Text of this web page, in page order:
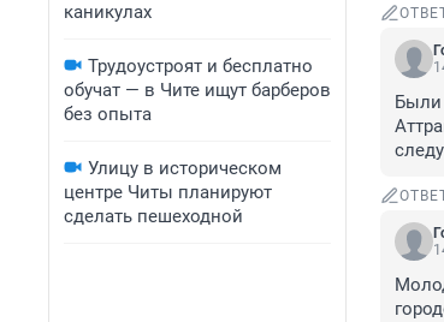
каникулах
Трудоустроят и бесплатно
обучат — в Чите ищут барберов
без опыта
Улицу в историческом
центре Читы планируют
сделать пешеходной
Были